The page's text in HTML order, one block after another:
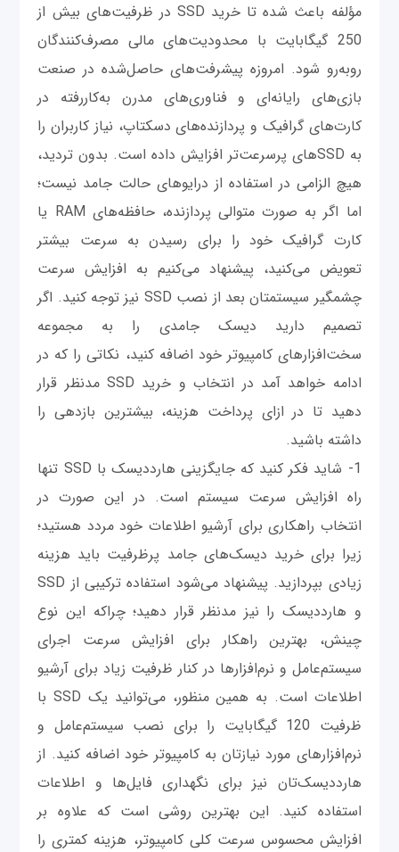
مؤلفه باعث شده تا خرید SSD در ظرفیت‌‌های بیش از
250 گیگابایت با محدودیت‌های مالی مصرف‌کنندگان
روبه‌رو شود. امروزه پیشرفت‌های حاصل‌شده در صنعت
بازی‌های رایانه‌ای و فناوری‌های مدرن به‌کاررفته در
کارت‌های گرافیک و پردازنده‌های دسکتاپ، نیاز کاربران را
به SSDهای پرسرعت‌تر افزایش داده است. بدون تردید،
هیچ الزامی در استفاده از درایوهای حالت جامد نیست؛
اما اگر به صورت متوالی پردازنده، حافظه‌های RAM یا
کارت گرافیک خود را برای رسیدن به سرعت بیشتر
تعویض می‌‌کنید، پیشنهاد می‌‌کنیم به افزایش سرعت
چشمگیر سیستمتان بعد از نصب SSD نیز توجه کنید. اگر
تصمیم دارید دیسک جامدی را به مجموعه
سخت‌افزارهای کامپیوتر خود اضافه کنید، نکاتی را که در
ادامه خواهد آمد در انتخاب و خرید SSD مدنظر قرار
دهید تا در ازای پرداخت هزینه، بیشترین بازدهی را
داشته باشید.
1- شاید فکر کنید که جایگزینی هارددیسک با SSD تنها
راه افزایش سرعت سیستم است. در این صورت در
انتخاب راهکاری برای آرشیو اطلاعات خود مردد هستید؛
زیرا برای خرید دیسک‌های جامد پرظرفیت باید هزینه‌
زیادی بپردازید. پیشنهاد می‌شود استفاده ترکیبی از SSD
و هارددیسک را نیز مدنظر قرار دهید؛ چراکه این نوع
چینش، بهترین راهکار برای افزایش سرعت اجرای
سیستم‌عامل و نرم‌افزارها در کنار ظرفیت زیاد برای آرشیو
اطلاعات است. به همین منظور، می‌توانید یک SSD‌ با
ظرفیت 120 گیگابایت را برای نصب سیستم‌عامل و
نرم‌‌افزارهای مورد نیازتان به کامپیوتر خود اضافه کنید. از
هارددیسک‌‌تان نیز برای نگهداری فایل‌ها و اطلاعات
استفاده کنید. این بهترین روشی است که علاوه بر
افزایش محسوس سرعت کلی کامپیوتر، هزینه کمتری را